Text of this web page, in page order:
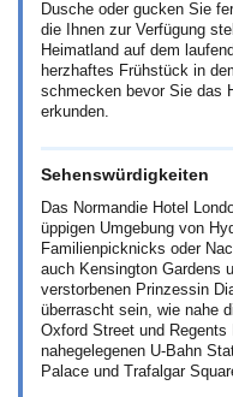
Dusche oder gucken Sie
die Ihnen zur Verfügung
Heimatland auf dem
herzhaftes Frühstück in
schmecken bevor Sie das
erkunden.
Sehenswürdigkeiten
Das Normandie Hotel
üppigen Umgebung von
Familienpicknicks oder
auch Kensington Gardens
verstorbenen Prinzessin
überrascht sein, wie nahe
Oxford Street und
nahegelegenen U-Bahn
Palace und Trafalgar